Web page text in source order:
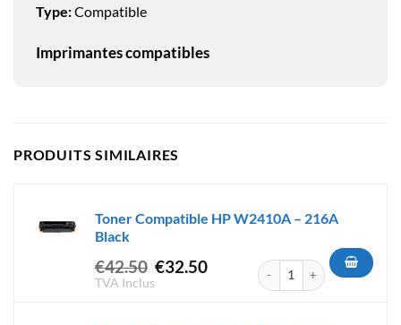
Type:Compatible
Imprimantes compatibles
PRODUITS SIMILAIRES
Toner Compatible HP W2410A – 216A
Black
€42.50 Le
€32.50Le
TVA Inclus
quantité de Toner